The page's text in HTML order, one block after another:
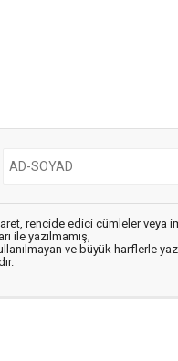
rencide edici cümleler veya
ile yazılmamış,
ve büyük harflerle